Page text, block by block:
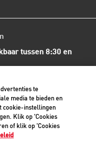
tussen 8:30 en
zijn inclusief BTW
te
media te bieden en
cookie-instellingen
Klik op 'Cookies
of klik op 'Cookies